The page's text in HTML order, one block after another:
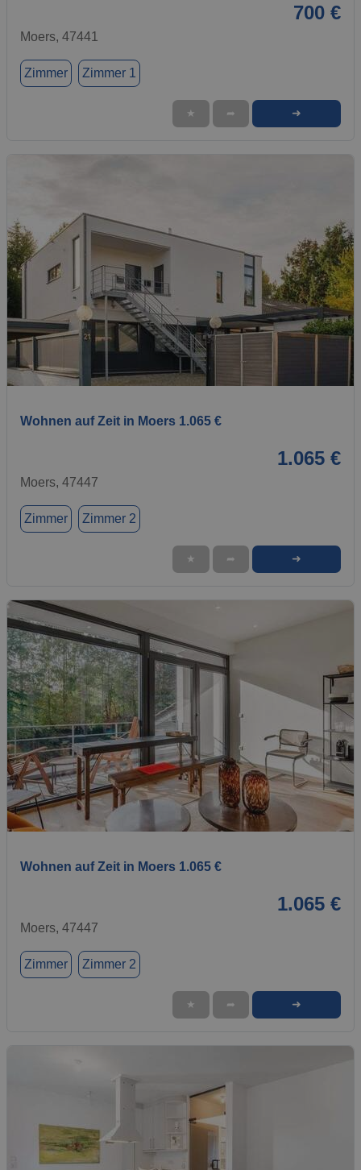
700 €
Moers, 47441
Zimmer Zimmer 1
★ ➦ ➜
Wohnen auf Zeit in Moers 1.065 €
1.065 €
Moers, 47447
Zimmer Zimmer 2
★ ➦ ➜
Wohnen auf Zeit in Moers 1.065 €
1.065 €
Moers, 47447
Zimmer Zimmer 2
★ ➦ ➜